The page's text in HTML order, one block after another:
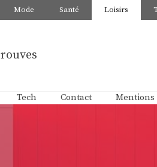
Mode Santé Loisirs
Tech Contact Mentions